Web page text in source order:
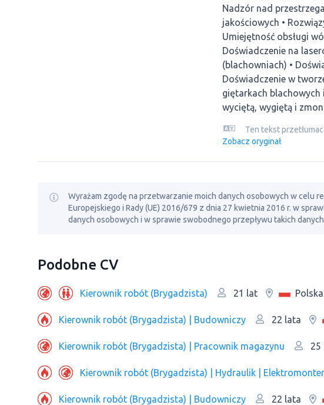
Nadzór nad
jakościowych •
Umiejętność obsługi
Doświadczenie na
(blachowniach) •
Doświadczenie w
giętarkach blachowych
wyciętą, wygiętą i
Ten tekst
Zobacz oryginał
Wyrażam zgodę na przetwarzanie moich danych osobowych w celu
Europejskiego i Rady (UE) 2016/679 z dnia 27 kwietnia 2016 r. w
danych osobowych i w sprawie swobodnego przepływu takich
Podobne CV
Kierownik robót (Brygadzista) 21 lat Polska
Kierownik robót (Brygadzista) | Budowniczy 22 lata
Kierownik robót (Brygadzista) | Рracownik magazynu 25
Kierownik robót (Brygadzista) | Hydraulik | Elektromonter
Kierownik robót (Brygadzista) | Budowniczy 22 lata